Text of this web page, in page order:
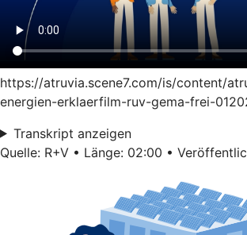
https://atruvia.scene7.com/is/content/
energien-erklaerfilm-ruv-gema-frei-
Transkript anzeigen
Quelle: R+V • Länge: 02:00 •